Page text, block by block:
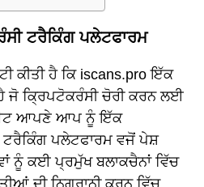
ਟਰੈਕਿੰਗ ਪਲੇਟਫਾਰਮ
ਕੀਤੀ ਹੈ ਕਿ iscans.pro ਇੱਕ
ਜੋ ਕ੍ਰਿਪਟੋਕਰੰਸੀ ਚੋਰੀ ਕਰਨ ਲਈ
ਆਪਣੇ ਆਪ ਨੂੰ ਇੱਕ
ਪਲੇਟਫਾਰਮ ਵਜੋਂ ਪੇਸ਼
ਨੂੰ ਕਈ ਪ੍ਰਮੁੱਖ ਬਲਾਕਚੈਨਾਂ ਵਿੱਚ